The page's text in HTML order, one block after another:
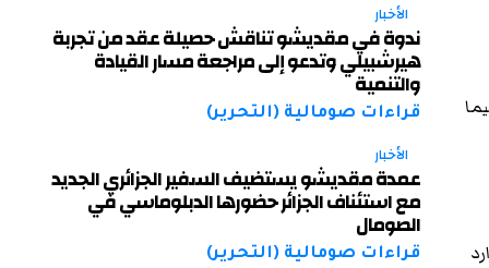
الأخبار
ندوة في مقديشو تناقش حصيلة عقد من تجربة
هيرشبيلي وتدعو إلى مراجعة مسار القيادة
والتنمية
قراءات صومالية (التحرير)
الأخبار
عمدة مقديشو يستضيف السفير الجزائري الجديد
مع استئناف الجزائر حضورها الدبلوماسي في
الصومال
قراءات صومالية (التحرير)